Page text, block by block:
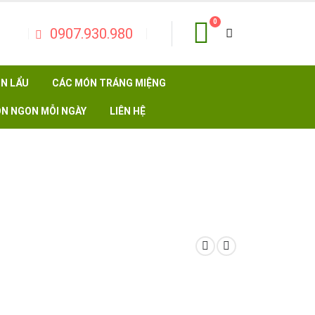
0907.930.980
0
LẨU CÁC MÓN TRÁNG MIỆNG
NGON MỖI NGÀY LIÊN HỆ